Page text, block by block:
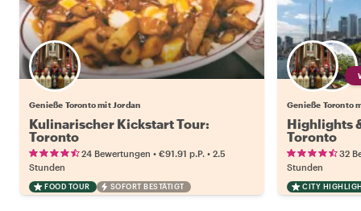
Genieße Toronto mit Jordan
Kulinarischer Kickstart Tour:
Toronto
24 Bewertungen • €91.91 p.P. • 2.5
Stunden
FOOD TOUR SOFORT BESTÄTIGT
Genieße Toronto
Highlights
Toronto
32
Stunden
CITY